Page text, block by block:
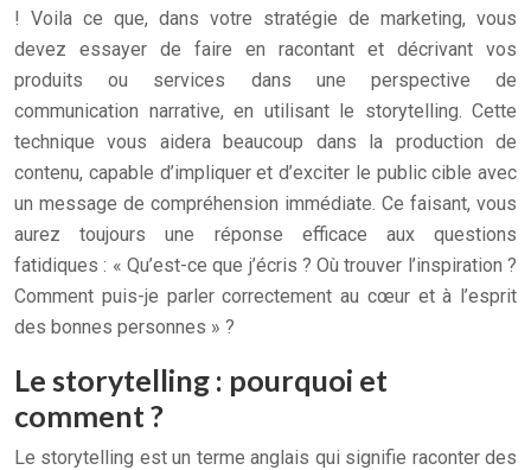
! Voila ce que, dans votre stratégie de marketing, vous
devez essayer de faire en racontant et décrivant vos
produits ou services dans une perspective de
communication narrative, en utilisant le storytelling. Cette
technique vous aidera beaucoup dans la production de
contenu, capable d’impliquer et d’exciter le public cible avec
un message de compréhension immédiate. Ce faisant, vous
aurez toujours une réponse efficace aux questions
fatidiques : « Qu’est-ce que j’écris ? Où trouver l’inspiration ?
Comment puis-je parler correctement au cœur et à l’esprit
des bonnes personnes » ?
Le storytelling : pourquoi et
comment ?
Le storytelling est un terme anglais qui signifie raconter des